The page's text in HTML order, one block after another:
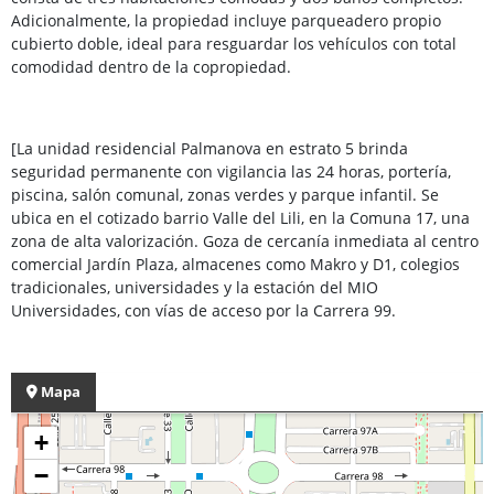
Adicionalmente, la propiedad incluye parqueadero propio
cubierto doble, ideal para resguardar los vehículos con total
comodidad dentro de la copropiedad.
[La unidad residencial Palmanova en estrato 5 brinda
seguridad permanente con vigilancia las 24 horas, portería,
piscina, salón comunal, zonas verdes y parque infantil. Se
ubica en el cotizado barrio Valle del Lili, en la Comuna 17, una
zona de alta valorización. Goza de cercanía inmediata al centro
comercial Jardín Plaza, almacenes como Makro y D1, colegios
tradicionales, universidades y la estación del MIO
Universidades, con vías de acceso por la Carrera 99.
Mapa
+
−